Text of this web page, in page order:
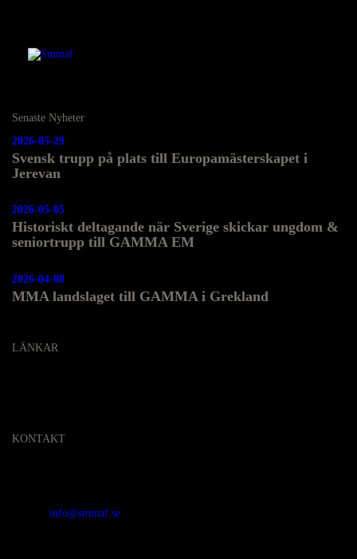
Senaste Nyheter
Svensk trupp på plats till Europamästerskapet i
Jerevan
2026-05-29
Historiskt deltagande när Sverige skickar ungdom &
seniortrupp till GAMMA EM
2026-05-05
MMA landslaget till GAMMA i Grekland
2026-04-08
LÄNKAR
KONTAKT
info@smmaf.se